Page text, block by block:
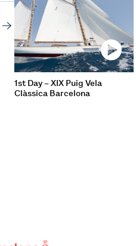
1st Day – XIX Puig Vela
Clàssica Barcelona